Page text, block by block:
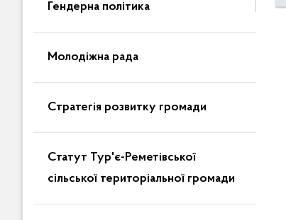
Гендерна політика
Молодіжна рада
Стратегія розвитку громади
Статут Тур'є-Реметівської
сільської територіальної громади